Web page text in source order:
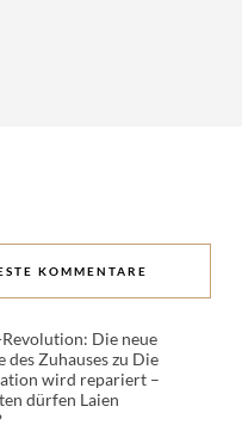
KOMMENTARE
Die neue
des Zuhauseszu Die
wird repariert –
dürfen Laien